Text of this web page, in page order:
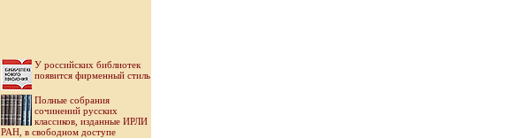
У российских библиотек
появится фирменный стиль
Полные собрания
сочинений русских
классиков, изданные ИРЛИ
РАН, в свободном доступе